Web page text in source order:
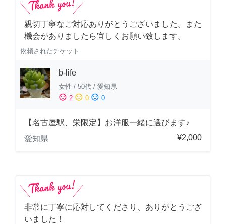
親切丁寧なご対応ありがとうございました。また
機会がありましたら宜しくお願い致します。
依頼されたチケット
b-life
女性 / 50代 / 愛知県
sentiment_satisfied 2 sentiment_neutral 0 sentiment_dissatisfied 0
【名古屋駅、栄限定】お洋服一緒に選びます♪
愛知県
¥2,000
非常に丁寧に応対してくださり、ありがとうござ
いました！